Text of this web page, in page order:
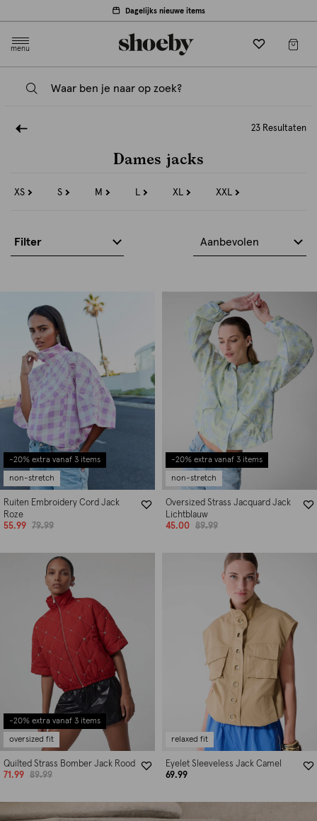
Dagelijks nieuwe items
menu
23 Resultaten
Dames jacks
XS
Refine
S
Refine
M
Refine
L
Refine
XL
Refine
XXL
Refine
Filter Aanbevolen
-20% extra vanaf 3 items
non-stretch
Ruiten Embroidery Cord Jack
Roze
55.99
79.99
-20% extra vanaf 3 items
non-stretch
Oversized Strass Jacquard Jack
Lichtblauw
45.00
89.99
-20% extra vanaf 3 items
oversized fit
Quilted Strass Bomber Jack Rood
71.99
89.99
relaxed fit
Eyelet Sleeveless Jack Camel
69.99